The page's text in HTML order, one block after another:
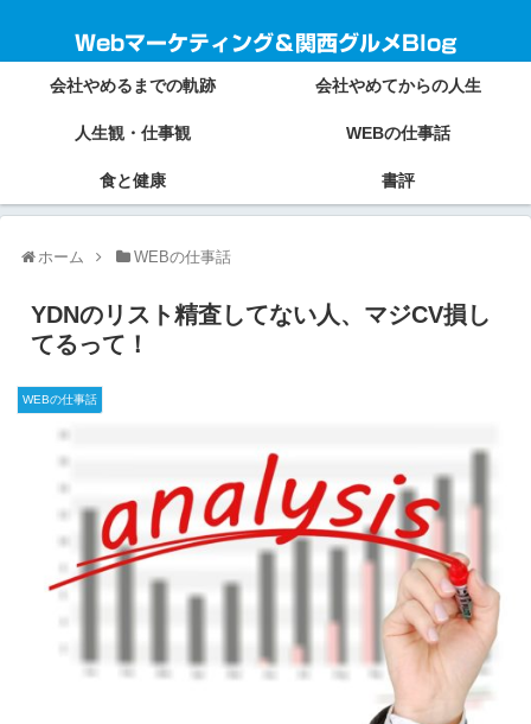
Webマーケティング＆関西グルメBlog
会社やめるまでの軌跡 会社やめてからの人生
人生観・仕事観 WEBの仕事話
食と健康 書評
ホーム WEBの仕事話
YDNのリスト精査してない人、マジCV損し
てるって！
WEBの仕事話